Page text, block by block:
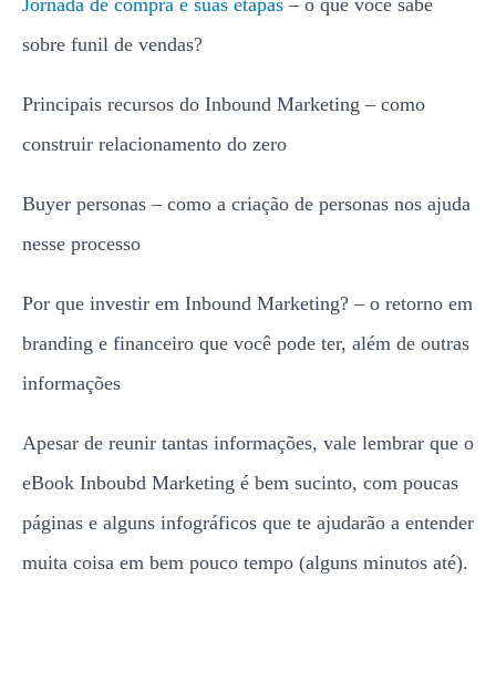
sobre funil de vendas?
Principais recursos do Inbound Marketing – como
construir relacionamento do zero
Buyer personas – como a criação de personas nos ajuda
nesse processo
Por que investir em Inbound Marketing? – o retorno em
branding e financeiro que você pode ter, além de outras
informações
Apesar de reunir tantas informações, vale lembrar que o
eBook Inboubd Marketing é bem sucinto, com poucas
páginas e alguns infográficos que te ajudarão a entender
muita coisa em bem pouco tempo (alguns minutos até).